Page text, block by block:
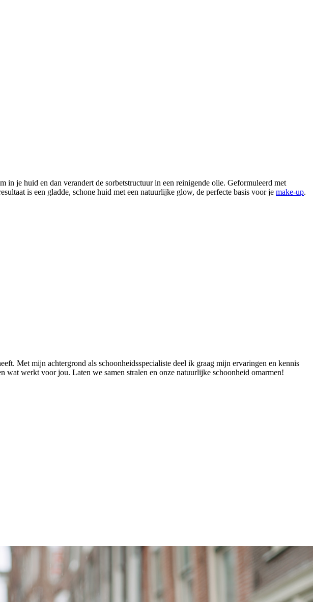
in je huid en dan verandert de sorbetstructuur in een reinigende olie. Geformuleerd met
is een gladde, schone huid met een natuurlijke glow, de perfecte basis voor je make-up.
Met mijn achtergrond als schoonheidsspecialiste deel ik graag mijn ervaringen en kennis
werkt voor jou. Laten we samen stralen en onze natuurlijke schoonheid omarmen!